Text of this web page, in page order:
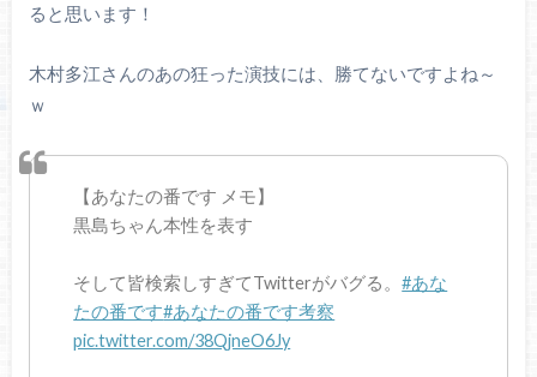
ると思います！
木村多江さんのあの狂った演技には、勝てないですよね～
ｗ
【あなたの番です メモ】
黒島ちゃん本性を表す
そして皆検索しすぎてTwitterがバグる。#あな
たの番です#あなたの番です考察
pic.twitter.com/38QjneO6Jy